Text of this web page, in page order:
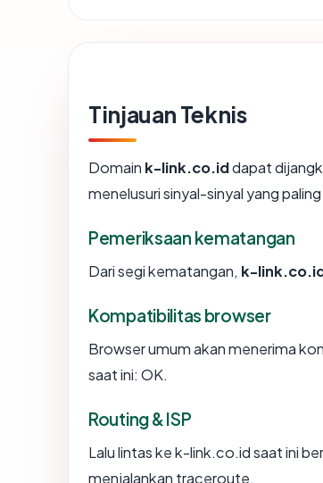
Tinjauan Teknis
Domain k-link.co.iddapat
menelusuri sinyal-sinyal yang
Pemeriksaan kematangan
Dari segi kematangan, k-
Kompatibilitas browser
Browser umum akan menerima
saat ini: OK.
Routing & ISP
Lalu lintas ke k-link.co.id saat ini
menjalankan traceroute.